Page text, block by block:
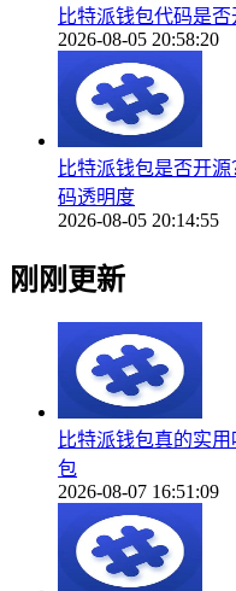
比特派钱包代码是
2026-08-05 20:58:20
比特派钱包是否开
码透明度
2026-08-05 20:14:55
刚刚更新
比特派钱包真的实
包
2026-08-07 16:51:09